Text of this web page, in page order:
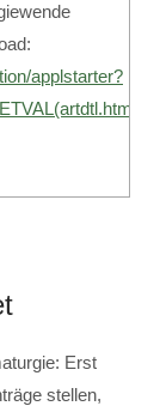
applstarter?
Erst
stellen,